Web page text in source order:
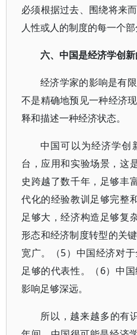
必须根据过去、围绕将来
人性或人的制度的每一个部
六、中国是经济学创
经济学家的影响是有
不是精确地预见一种经济
释和描述一种经济状态。
中国可以为经济学创
台，应用和实验场景，这
史跨越了数千年，足够丰
代化的经验教训足够完整
足够大，经济构造足够复
形态和经济制度转型的关
宽广。（5）中国经济对
足够的代表性。（6）中
影响足够深远。
所以，越来越多的有